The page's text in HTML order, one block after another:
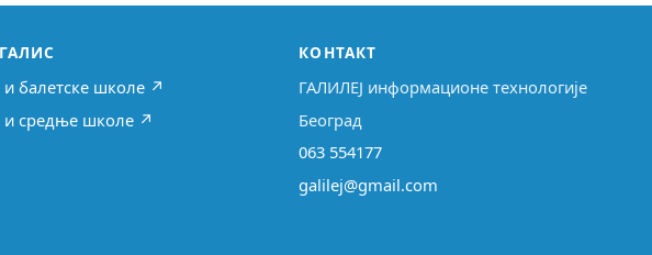
балетске школе ↗
и средње школе ↗
КОНТАКТ
ГАЛИЛЕЈ информационе технологије
Београд
063 554177
galilej@gmail.com